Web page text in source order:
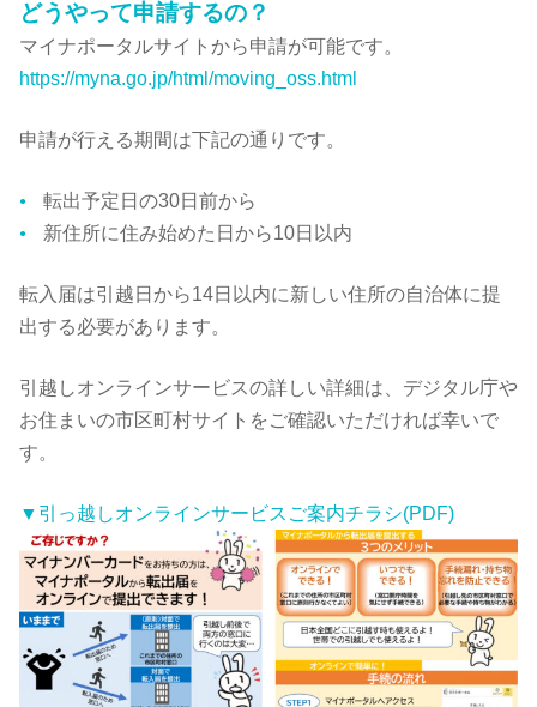
どうやって申請するの？
マイナポータルサイトから申請が可能です。
https://myna.go.jp/html/moving_oss.html
申請が行える期間は下記の通りです。
転出予定日の30日前から
新住所に住み始めた日から10日以内
転入届は引越日から14日以内に新しい住所の自治体に提
出する必要があります。
引越しオンラインサービスの詳しい詳細は、デジタル庁や
お住まいの市区町村サイトをご確認いただければ幸いで
す。
▼引っ越しオンラインサービスご案内チラシ(PDF)